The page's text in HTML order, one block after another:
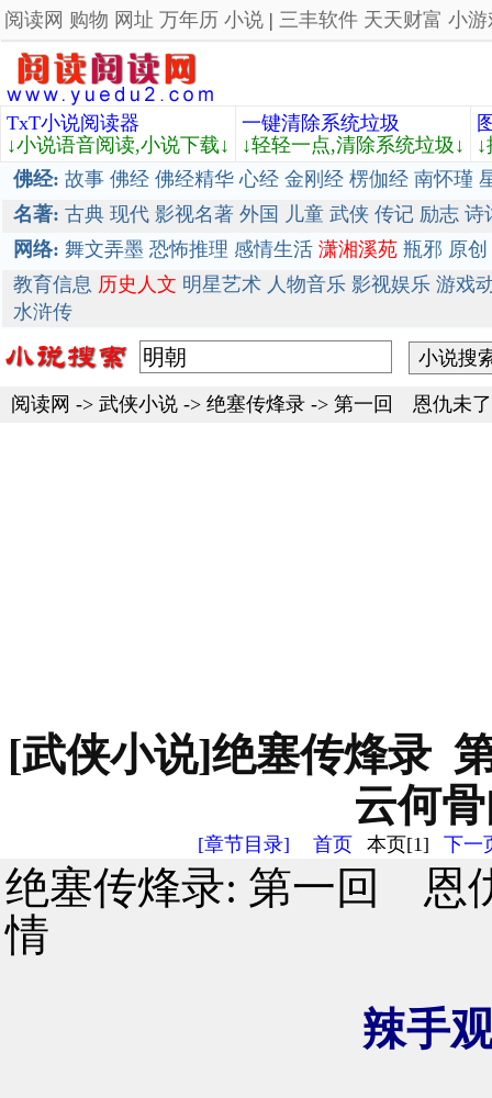
阅读网 购物 网址 万年历 小说 | 三丰软件 天天财富 小游
TxT小说阅读器
↓小说语音阅读,小说下载↓
一键清除系统垃圾
↓轻轻一点,清除系统垃圾↓
佛经: 故事 佛经 佛经精华 心经 金刚经 楞伽经 南怀瑾
名著: 古典 现代 影视名著 外国 儿童 武侠 传记 励志 诗
网络: 舞文弄墨 恐怖推理 感情生活 潇湘溪苑 瓶邪 原创
教育信息 历史人文 明星艺术 人物音乐 影视娱乐 游戏
水浒传
阅读网 -> 武侠小说 -> 绝塞传烽录 -> 第一回 恩仇未
[武侠小说]绝塞传烽录
云何
[章节目录] 首页 本页[1] 下一
绝塞传烽录: 第一回 恩
情
辣手